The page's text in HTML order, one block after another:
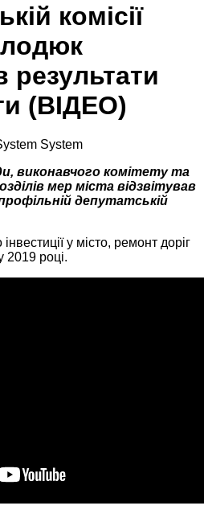
комісії
(ВІДЕО)
System
виконавчого комітету та
мер міста відзвітував
депутатській
у місто, ремонт доріг
2019 році.